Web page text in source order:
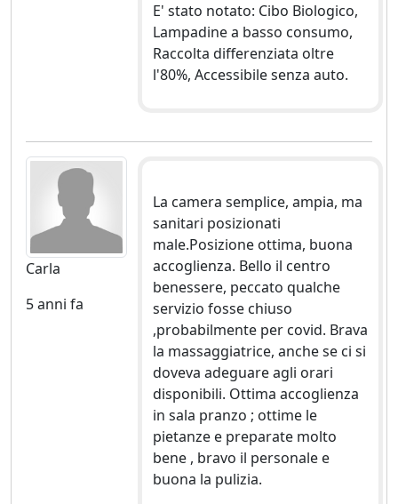
E' stato notato: Cibo Biologico,
Lampadine a basso consumo,
Raccolta differenziata oltre
l'80%, Accessibile senza auto.
Carla
5 anni fa
La camera semplice, ampia, ma
sanitari posizionati
male.Posizione ottima, buona
accoglienza. Bello il centro
benessere, peccato qualche
servizio fosse chiuso
,probabilmente per covid. Brava
la massaggiatrice, anche se ci si
doveva adeguare agli orari
disponibili. Ottima accoglienza
in sala pranzo ; ottime le
pietanze e preparate molto
bene , bravo il personale e
buona la pulizia.